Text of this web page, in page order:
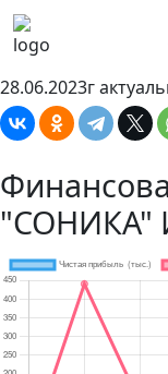
28.06.2023г
"СОНИКА"